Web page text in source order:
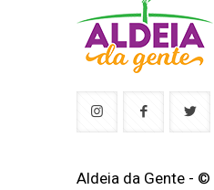
Aldeia da Gente -